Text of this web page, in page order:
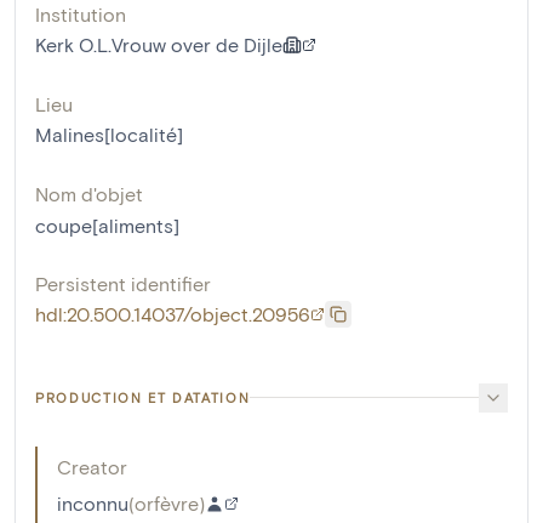
Institution
Kerk O.L.Vrouw over de Dijle
Lieu
Malines[localité]
Nom d'objet
coupe[aliments]
Persistent identifier
hdl:20.500.14037/object.20956
PRODUCTION ET DATATION
Creator
inconnu(orfèvre)